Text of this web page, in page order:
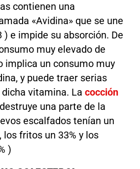
contienen una
«Avidina» que se une
) e impide su absorción. De
muy elevado de
implica un consumo muy
y puede traer serias
vitamina. La cocción
una parte de la
escalfados tenían un
los fritos un 33% y los
)